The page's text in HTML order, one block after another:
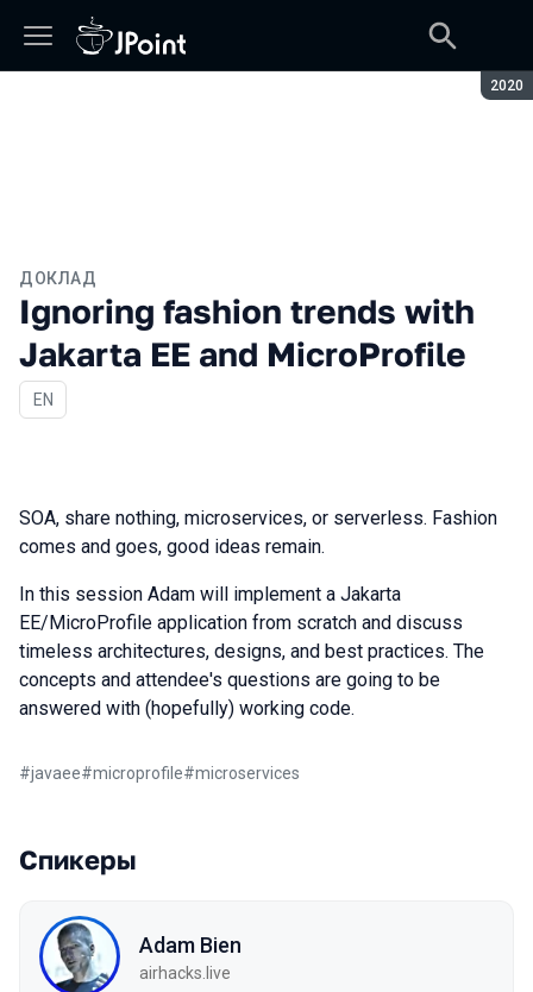
2020
ДОКЛАД
Ignoring fashion trends with
Jakarta EE and MicroProfile
На английском языке
EN
SOA, share nothing, microservices, or serverless. Fashion
comes and goes, good ideas remain.
In this session Adam will implement a Jakarta
EE/MicroProfile application from scratch and discuss
timeless architectures, designs, and best practices. The
concepts and attendee's questions are going to be
answered with (hopefully) working code.
#javaee#microprofile#microservices
Спикеры
Adam Bien
airhacks.live